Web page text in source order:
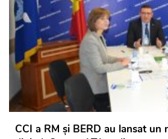
CCI a RM și BERD au lansat un